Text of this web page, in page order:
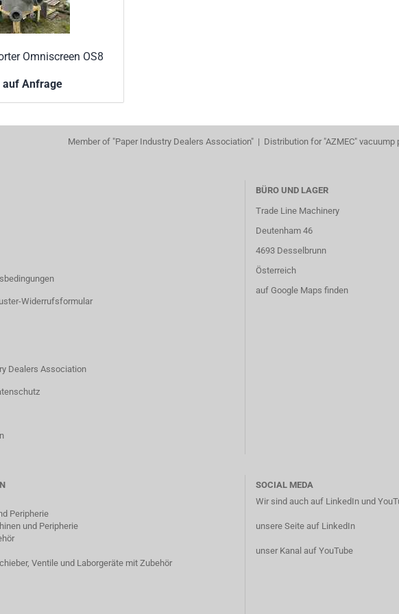
Omniscreen OS8
auf Anfrage
Member of "Paper Industry Dealers Association" | Distribution for "AZMEC" vacuump
Widerrufsformular
Dealers Association
BÜRO UND LAGER
Trade Line Machinery
Deutenham 46
4693 Desselbrunn
Österreich
auf Google Maps finden
Peripherie
und Peripherie
Ventile und Laborgeräte mit Zubehör
SOCIAL MEDA
Wir sind auch auf LinkedIn und
unsere Seite auf LinkedIn
unser Kanal auf YouTube